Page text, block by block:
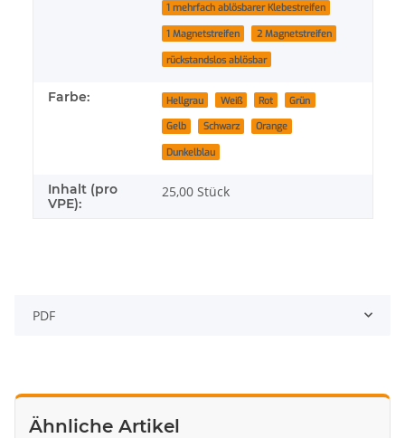
1 mehrfach ablösbarer Klebestreifen
1 Magnetstreifen 2 Magnetstreifen
rückstandslos ablösbar
Farbe: Hellgrau Weiß Rot Grün
Gelb Schwarz Orange
Dunkelblau
Inhalt (pro
VPE):
25,00 Stück
PDF
Ähnliche Artikel